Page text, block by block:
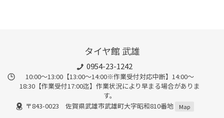
タイヤ館 武雄
0954-23-1242
10:00～13:00【13:00～14:00※作業受付対応中断】14:00～
18:30【作業受付17:00迄】作業状況により早まる場合がありま
す。
〒843-0023 佐賀県武雄市武雄町大字昭和810番地
Map